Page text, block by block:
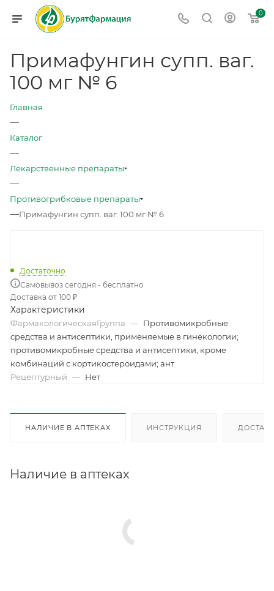
0
Примафунгин супп. ваг.
100 мг № 6
Главная
—
Каталог
—
Лекарственные препараты
—
Противогрибковые препараты
—Примафунгин супп. ваг. 100 мг № 6
Достаточно
Самовывоз сегодня - бесплатно
Доставка от 100 ₽
Характеристики
ФармакологическаяГруппа — Противомикробные
средства и антисептики, применяемые в гинекологии;
противомикробные средства и антисептики, кроме
комбинаций с кортикостероидами; ант
Рецептурный — Нет
НАЛИЧИЕ В АПТЕКАХ ИНСТРУКЦИЯ
Наличие в аптеках